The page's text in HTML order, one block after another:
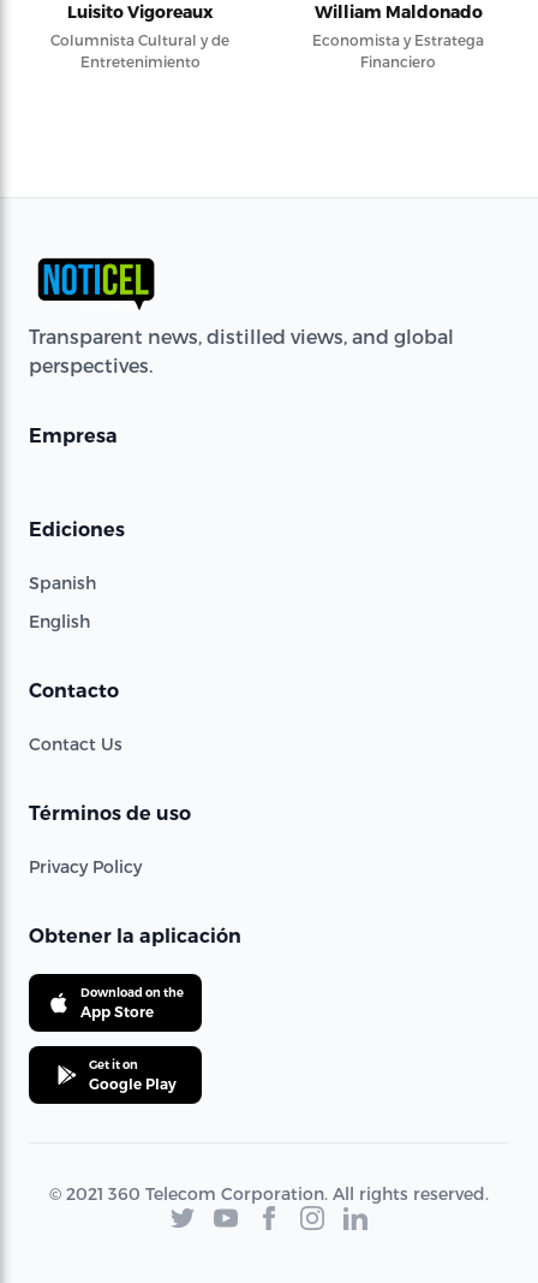
Luisito Vigoreaux
Columnista Cultural y de
Entretenimiento
William Maldonado
Economista y Estratega
Financiero
Transparent news, distilled views, and global
perspectives.
Empresa
Ediciones
Spanish
English
Contacto
Contact Us
Términos de uso
Privacy Policy
Obtener la aplicación
Download on the
App Store
Get it on
Google Play
© 2021 360 Telecom Corporation. All rights reserved.